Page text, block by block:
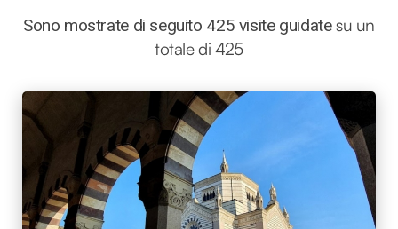
Sono mostrate di seguito 425 visite guidatesu un
totale di 425